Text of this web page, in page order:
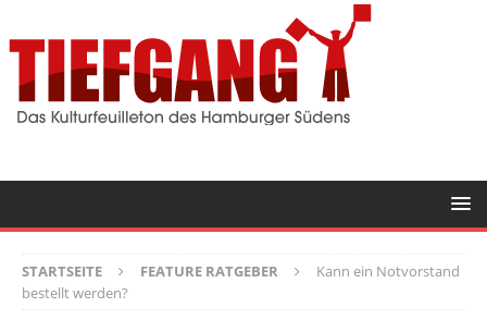
STARTSEITE FEATURE RATGEBER
Kann ein Notvorstand
bestellt werden?